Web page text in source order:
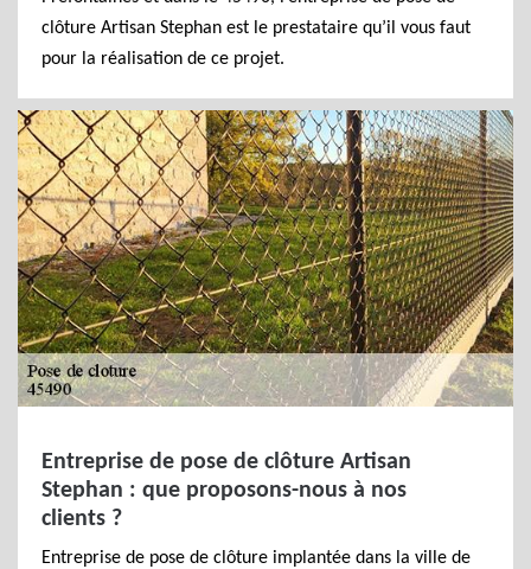
clôture Artisan Stephan est le prestataire qu’il vous faut
pour la réalisation de ce projet.
Entreprise de pose de clôture Artisan
Stephan : que proposons-nous à nos
clients ?
Entreprise de pose de clôture implantée dans la ville de